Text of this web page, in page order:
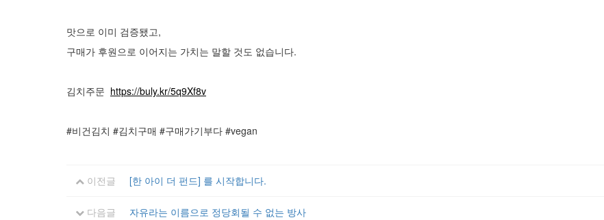
맛으로 이미 검증됐고,
구매가 후원으로 이어지는 가치는 말할 것도 없습니다.
김치주문 https://buly.kr/5q9Xf8v
#비건김치 #김치구매 #구매가기부다 #vegan
이전글 [한 아이 더 펀드] 를 시작합니다.
다음글 자유라는 이름으로 정당회될 수 없는 방사